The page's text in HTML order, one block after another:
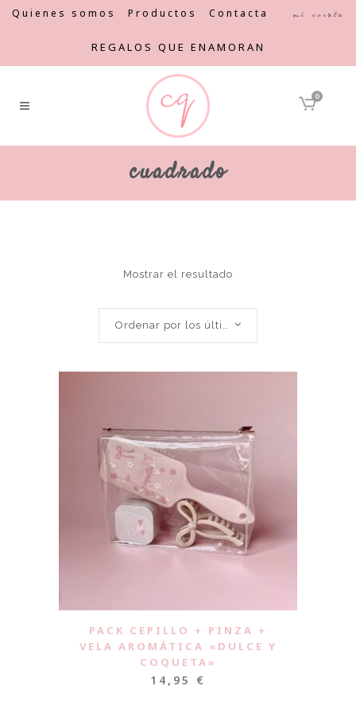
Quienes somos Productos Contacta Mi cuenta
REGALOS QUE ENAMORAN
0
cuadrado
Mostrar el resultado
Ordenar por los últimos
PACK CEPILLO + PINZA +
VELA AROMÁTICA «DULCE Y
COQUETA»
14,95 €